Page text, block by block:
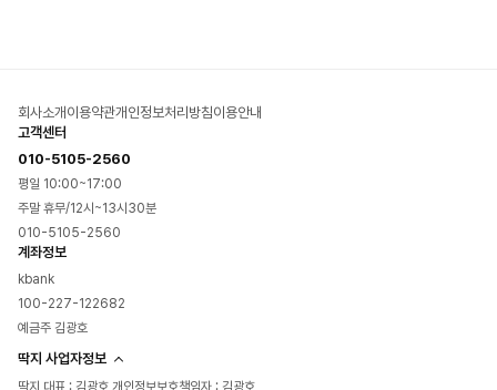
회사소개 이용약관개인정보처리방침이용안내
딱지 사업자정보
딱지 대표 : 김광호 개인정보보호책임자 : 김광호
고객센터
010-5105-2560
평일 10:00~17:00
주말 휴무/12시~13시30분
010-5105-2560
계좌정보
kbank
100-227-122682
예금주 김광호